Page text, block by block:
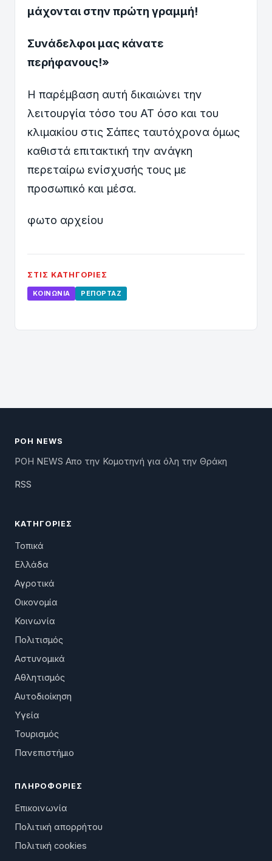
μάχονται στην πρώτη γραμμή!
Συνάδελφοι μας κάνατε
περήφανους!»
Η παρέμβαση αυτή δικαιώνει την
λειτουργία τόσο του ΑΤ όσο και του
κλιμακίου στις Σάπες ταυτόχρονα όμως
καθιστά επιτακτική την ανάγκη
περεταίρω ενίσχυσής τους με
προσωπικό και μέσα.
φωτο αρχείου
ΣΤΙΣ ΚΑΤΗΓΟΡΊΕΣ
ΚΟΙΝΩΝΊΑ ΡΕΠΟΡΤΆΖ
ΡΟΗ NEWS
ΡΟΗ NEWS Απο την Κομοτηνή για όλη την Θράκη
RSS
ΚΑΤΗΓΟΡΊΕΣ
Τοπικά
Ελλάδα
Αγροτικά
Οικονομία
Κοινωνία
Πολιτισμός
Αστυνομικά
Αθλητισμός
Αυτοδιοίκηση
Υγεία
Τουρισμός
Πανεπιστήμιο
ΠΛΗΡΟΦΟΡΊΕΣ
Επικοινωνία
Πολιτική απορρήτου
Πολιτική cookies